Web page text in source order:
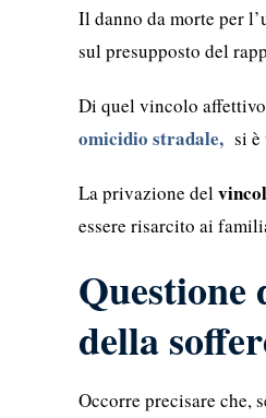
Il danno da morte per
sul presupposto del
Di quel vincolo
omicidio stradale, si è
La privazione del
essere risarcito ai
della
Occorre precisare che,